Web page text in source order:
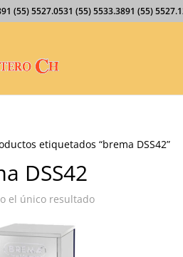
(55) 5527.0531 (55) 5533.3891 (55)
etiquetados “brema DSS42”
DSS42
el único resultado